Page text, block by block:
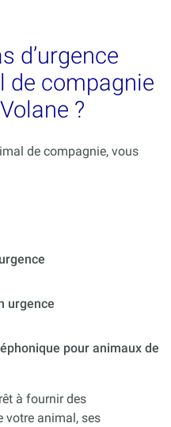
d’urgence
de compagnie
?
de compagnie, vous
urgence
pour animaux de
à fournir des
votre animal, ses